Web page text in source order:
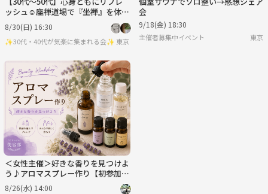
ッシュ☺️座禅道場で『坐禅』を体験
しよう🧘‍♀️✨
8/30(日) 16:30
✨30代・40代が気楽に集まれる会✨ 東京
会
9/18(金) 18:30
主催者募集中イベント 東京
＜女性主催＞好きな香りを見つけよ
う♪アロマスプレー作り【初参加・
1人参加歓迎！】
8/26(水) 14:00